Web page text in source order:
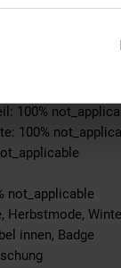
not_applicable
100%
100%
100%
100%
not_applicable
Herbstmode,
innen, Badge